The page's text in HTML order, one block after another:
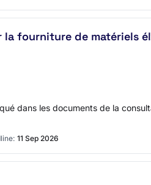
fourniture de matériels
dans les documents de la
11 Sep 2026